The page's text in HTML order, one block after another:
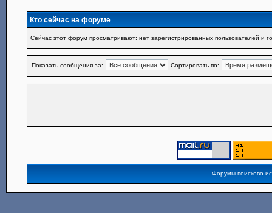
Кто сейчас на форуме
Сейчас этот форум просматривают: нет зарегистрированных пользователей и
Показать сообщения за: Сортировать по:
Форумы поисково-